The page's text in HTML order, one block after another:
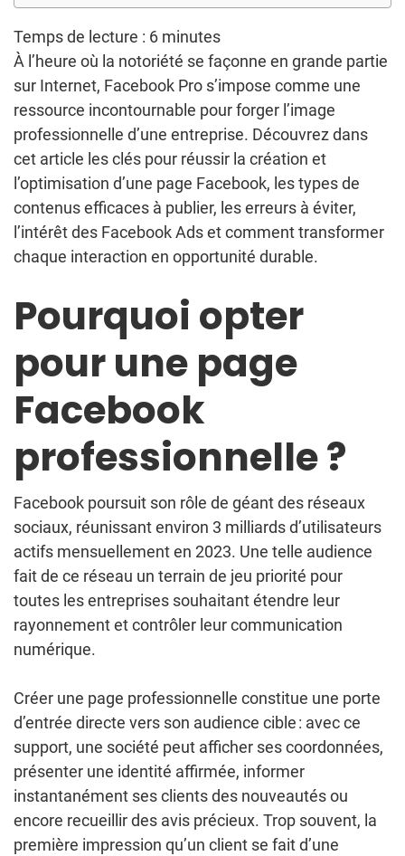
Temps de lecture : 6 minutes
À l’heure où la notoriété se façonne en grande partie
sur Internet, Facebook Pro s’impose comme une
ressource incontournable pour forger l’image
professionnelle d’une entreprise. Découvrez dans
cet article les clés pour réussir la création et
l’optimisation d’une page Facebook, les types de
contenus efficaces à publier, les erreurs à éviter,
l’intérêt des Facebook Ads et comment transformer
chaque interaction en opportunité durable.
Pourquoi opter
pour une page
Facebook
professionnelle ?
Facebook poursuit son rôle de géant des réseaux
sociaux, réunissant environ 3 milliards d’utilisateurs
actifs mensuellement en 2023. Une telle audience
fait de ce réseau un terrain de jeu priorité pour
toutes les entreprises souhaitant étendre leur
rayonnement et contrôler leur communication
numérique.
Créer une page professionnelle constitue une porte
d’entrée directe vers son audience cible : avec ce
support, une société peut afficher ses coordonnées,
présenter une identité affirmée, informer
instantanément ses clients des nouveautés ou
encore recueillir des avis précieux. Trop souvent, la
première impression qu’un client se fait d’une